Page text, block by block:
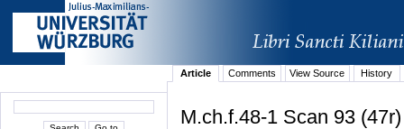
Article Comments View Source History
M.ch.f.48-1 Scan 93 (47r)